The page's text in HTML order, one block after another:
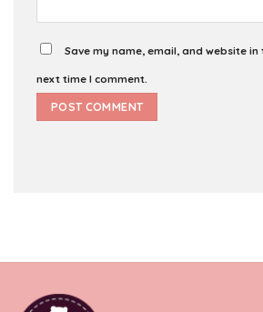
Save my name, email, and website
next time I comment.